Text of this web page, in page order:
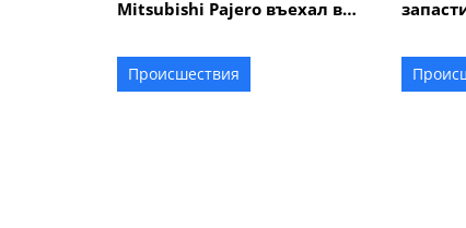
Mitsubishi Pajero въехал в
Происшествия